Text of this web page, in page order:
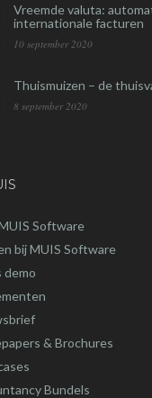
Vreemde valuta:
internationale facturen
10 september 2020
Thuismuizen – de
8 september 2020
Software
bij MUIS Software
demo
& Brochures
Bundels